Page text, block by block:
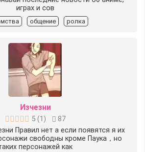
играх и сов
общение ролка
Изчезни
5 (1 )
87
Правил нет а если появятся я их
свободны кроме Паука，но
персонажей как